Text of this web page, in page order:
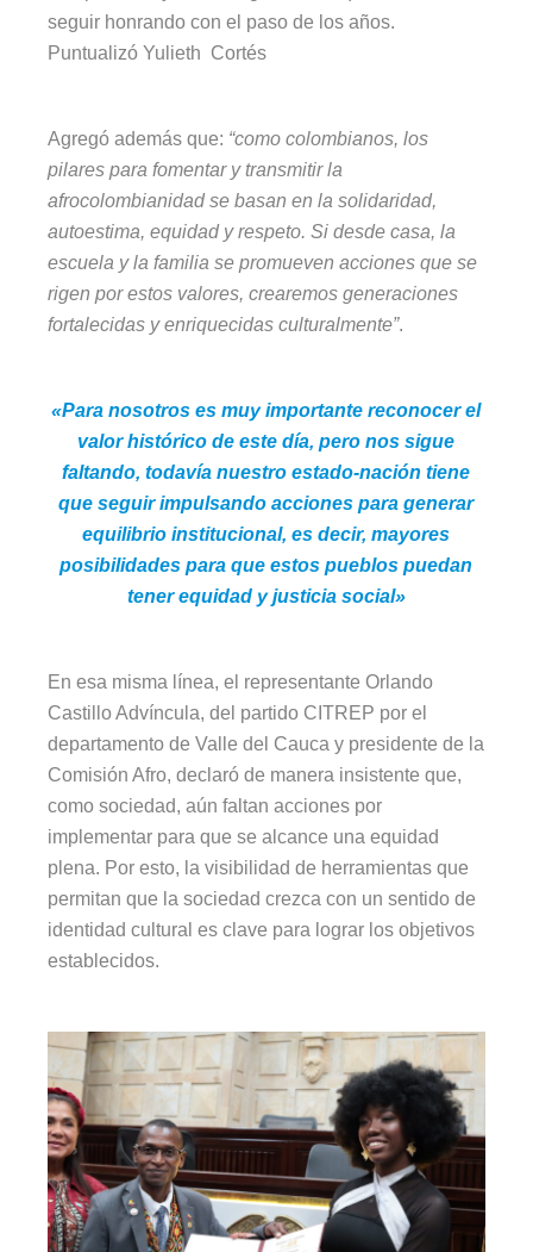
seguir honrando con el paso de los años.
Puntualizó Yulieth Cortés
Agregó además que: “como colombianos, los
pilares para fomentar y transmitir la
afrocolombianidad se basan en la solidaridad,
autoestima, equidad y respeto. Si desde casa, la
escuela y la familia se promueven acciones que se
rigen por estos valores, crearemos generaciones
fortalecidas y enriquecidas culturalmente”.
«Para nosotros es muy importante reconocer el
valor histórico de este día, pero nos sigue
faltando, todavía nuestro estado-nación tiene
que seguir impulsando acciones para generar
equilibrio institucional, es decir, mayores
posibilidades para que estos pueblos puedan
tener equidad y justicia social»
En esa misma línea, el representante Orlando
Castillo Advíncula, del partido CITREP por el
departamento de Valle del Cauca y presidente de la
Comisión Afro, declaró de manera insistente que,
como sociedad, aún faltan acciones por
implementar para que se alcance una equidad
plena. Por esto, la visibilidad de herramientas que
permitan que la sociedad crezca con un sentido de
identidad cultural es clave para lograr los objetivos
establecidos.